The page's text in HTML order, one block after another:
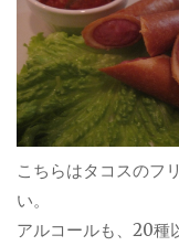
こちらはタコスのフ
い。
アルコールも、20種